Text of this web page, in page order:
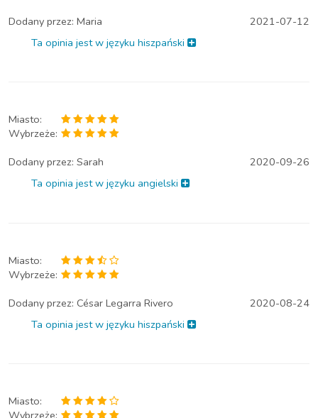
Dodany przez: Maria
2021-07-12
Ta opinia jest w języku hiszpański
Miasto:
Wybrzeże:
Dodany przez: Sarah
2020-09-26
Ta opinia jest w języku angielski
Miasto:
Wybrzeże:
Dodany przez: César Legarra Rivero
2020-08-24
Ta opinia jest w języku hiszpański
Miasto:
Wybrzeże: